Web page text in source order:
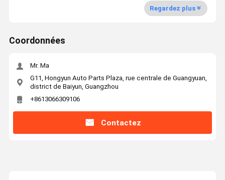
Regardez plus
Coordonnées
Mr. Ma
G11, Hongyun Auto Parts Plaza, rue centrale de Guangyuan,
district de Baiyun, Guangzhou
+8613066309106
Contactez